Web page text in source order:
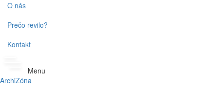
O nás
Prečo revilo?
Kontakt
Menu
ArchiZóna